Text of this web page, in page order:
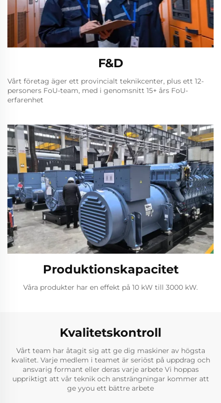
F&D
Vårt företag äger ett provincialt teknikcenter, plus ett 12-
personers FoU-team, med i genomsnitt 15+ års FoU-
erfarenhet
Produktionskapacitet
Våra produkter har en effekt på 10 kW till 3000 kW.
Kvalitetskontroll
Vårt team har åtagit sig att ge dig maskiner av högsta
kvalitet. Varje medlem i teamet är seriöst på uppdrag och
ansvarig formant eller deras varje arbete Vi hoppas
uppriktigt att vår teknik och ansträngningar kommer att
ge yyou ett bättre arbete